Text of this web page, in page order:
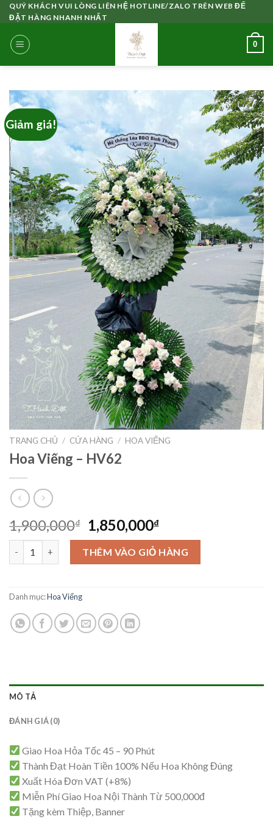
Skip
to
content
QUÝ KHÁCH VUI LÒNG LIÊN HỆ HOTLINE/ZALO TRÊN WEB ĐỂ
ĐẶT HÀNG NHANH NHẤT
0
Giảm giá!
TRANG CHỦ / CỬA HÀNG / HOA VIẾNG
Hoa Viếng – HV62
1,900,000₫
Giá
gốc
là:
1,900,000₫.
1,850,000₫Giá
hiện
tại
là:
1,850,000₫.
Hoa Viếng - HV62 số lượngTHÊM VÀO GIỎ HÀNG
Danh mục:Hoa Viếng
MÔ TẢ
ĐÁNH GIÁ (0)
Giao Hoa Hỏa Tốc 45 – 90 Phút
Thành Đạt Hoàn Tiền 100% Nếu Hoa Không Đúng
Xuất Hóa Đơn VAT (+8%)
Miễn Phí Giao Hoa Nội Thành Từ 500,000đ
Tặng kèm Thiệp, Banner